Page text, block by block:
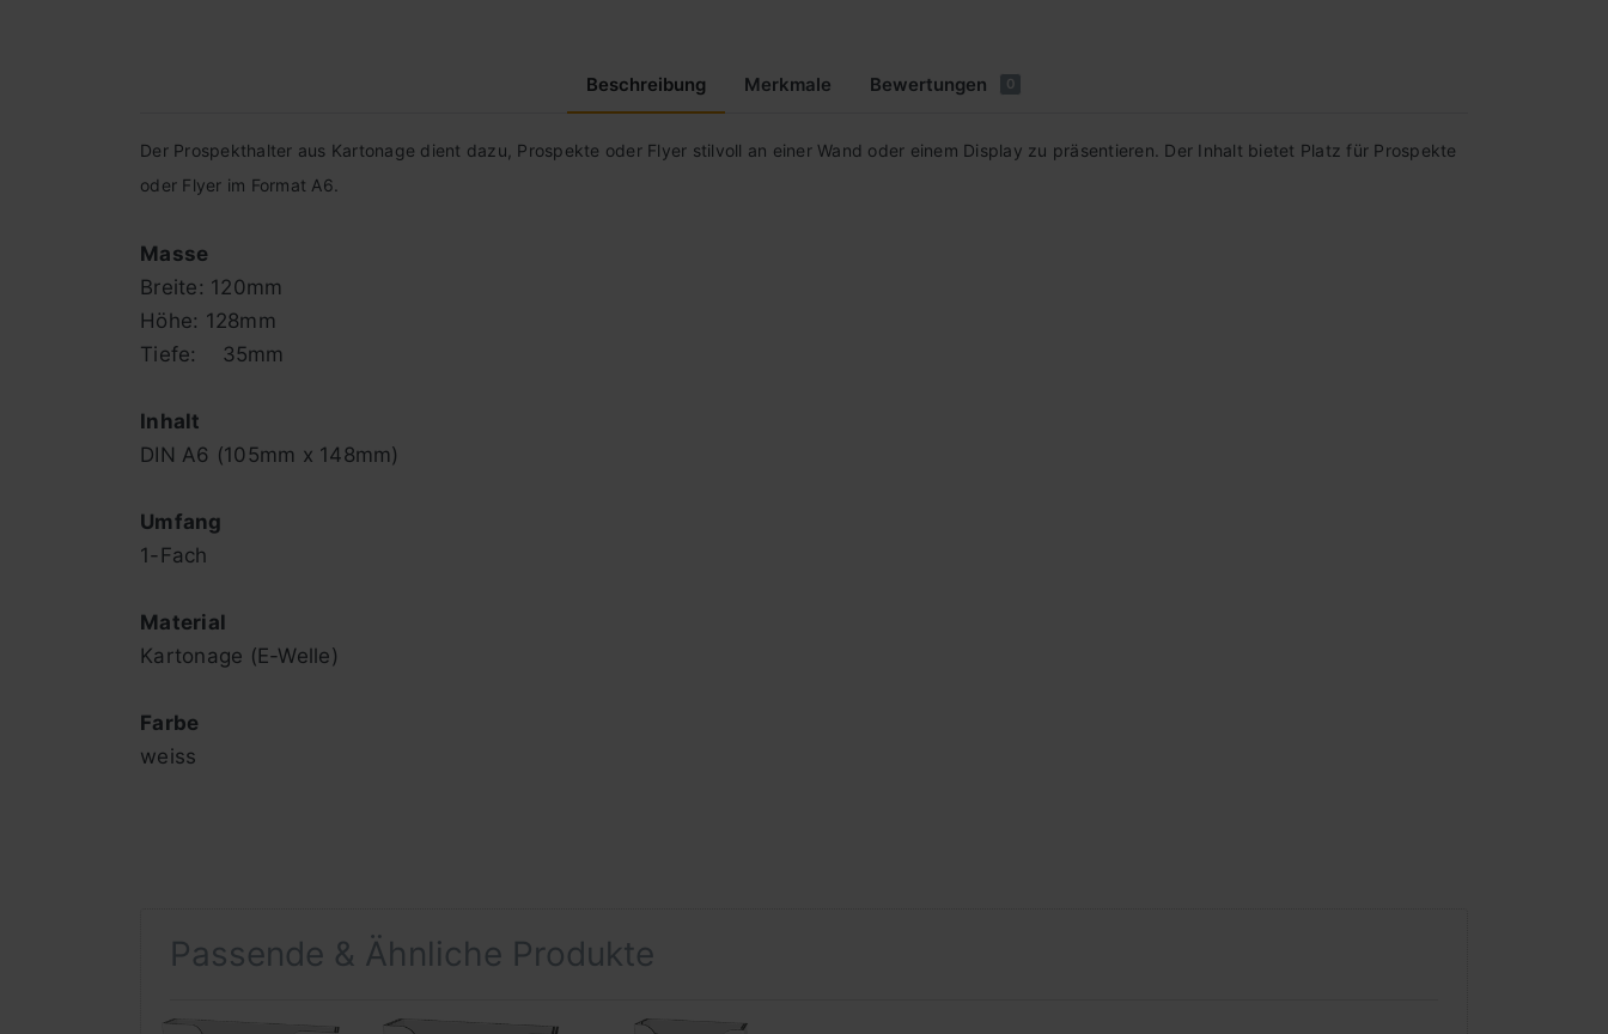
Beschreibung Merkmale Bewertungen 0
Der Prospekthalter aus Kartonage dient dazu, Prospekte oder Flyer stilvoll an einer Wand oder einem Display zu präsentieren. Der Inhalt bietet Platz für Prospekte
oder Flyer im Format A6.
Masse
Breite: 120mm
Höhe: 128mm
Tiefe: 35mm
Inhalt
DIN A6 (105mm x 148mm)
Umfang
1-Fach
Material
Kartonage (E-Welle)
Farbe
weiss
Passende & Ähnliche Produkte